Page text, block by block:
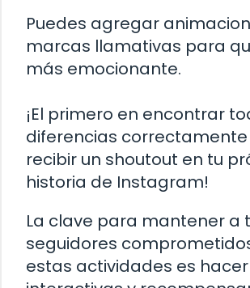
Puedes agregar
marcas llamativas para
más emocionante.
¡El primero en encontrar
diferencias
recibir un shoutout en tu
historia de Instagram!
La clave para mantener a
seguidores
estas actividades es